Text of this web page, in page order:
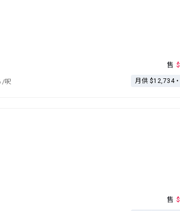
/呎
售 $
月供 $12,734・
售 $